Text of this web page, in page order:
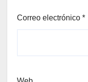
Correo electrónico *